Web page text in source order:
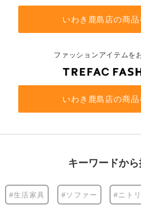
いわき鹿島店の商品
ファッションアイテムを
いわき鹿島店の商品
キーワードか
#生活家具 #ソファー #ニトリ